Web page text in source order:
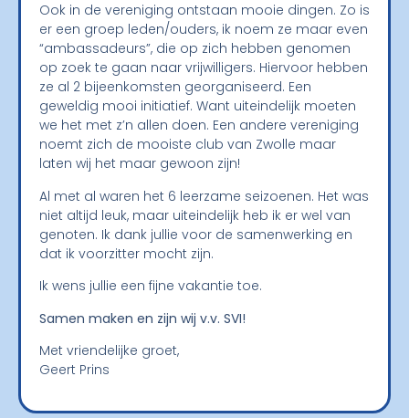
Ook in de vereniging ontstaan mooie dingen. Zo is
er een groep leden/ouders, ik noem ze maar even
“ambassadeurs”, die op zich hebben genomen
op zoek te gaan naar vrijwilligers. Hiervoor hebben
ze al 2 bijeenkomsten georganiseerd. Een
geweldig mooi initiatief. Want uiteindelijk moeten
we het met z’n allen doen. Een andere vereniging
noemt zich de mooiste club van Zwolle maar
laten wij het maar gewoon zijn!
Al met al waren het 6 leerzame seizoenen. Het was
niet altijd leuk, maar uiteindelijk heb ik er wel van
genoten. Ik dank jullie voor de samenwerking en
dat ik voorzitter mocht zijn.
Ik wens jullie een fijne vakantie toe.
Samen maken en zijn wij v.v. SVI!
Met vriendelijke groet,
Geert Prins